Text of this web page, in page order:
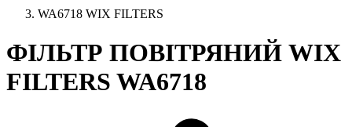
WA6718 WIX FILTERS
ФІЛЬТР ПОВІТРЯНИЙ WIX
FILTERS WA6718